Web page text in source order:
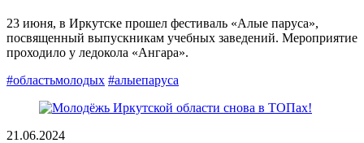
23 июня, в Иркутске прошел фестиваль «Алые паруса»,
посвященный выпускникам учебных заведений. Мероприятие
проходило у ледокола «Ангара».
#областьмолодых #алыепаруса
21.06.2024